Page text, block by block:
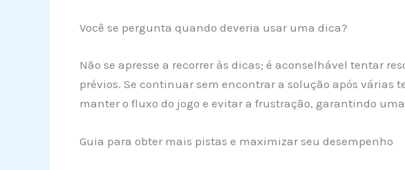
Você se pergunta quando deveria usar uma dica?
Não se apresse a recorrer às dicas; é aconselhável tentar
prévios. Se continuar sem encontrar a solução após
manter o fluxo do jogo e evitar a frustração, garantindo
Guia para obter mais pistas e maximizar seu desempenho